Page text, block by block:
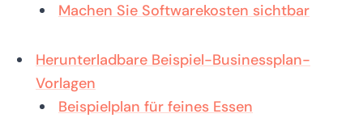
Machen Sie Softwarekosten sichtbar
Herunterladbare Beispiel-Businessplan-
Vorlagen
Beispielplan für feines Essen